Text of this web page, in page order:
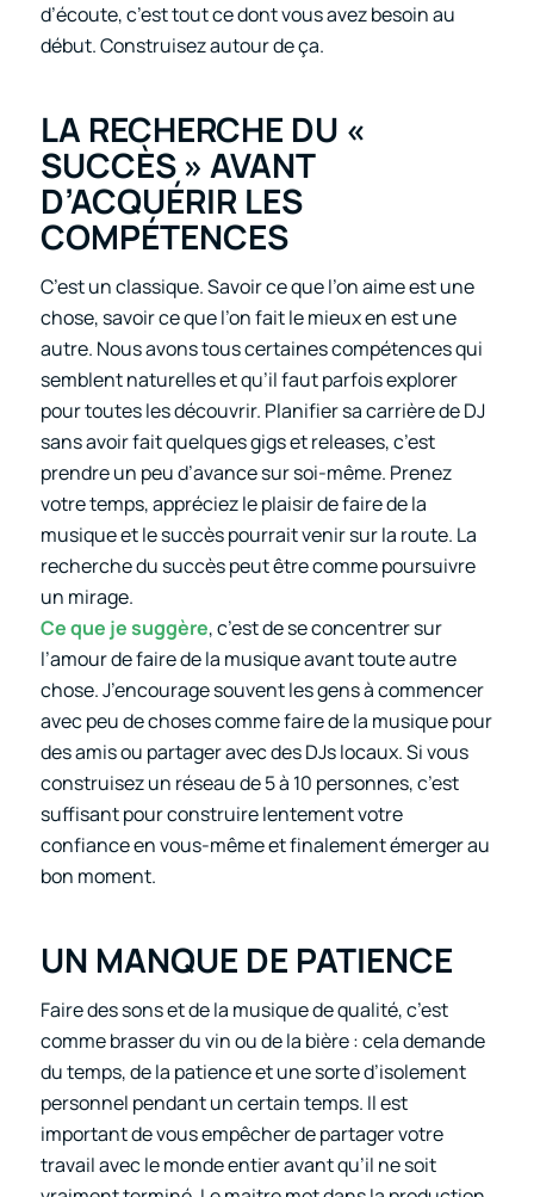
d’écoute, c’est tout ce dont vous avez besoin au
début. Construisez autour de ça.
LA RECHERCHE DU «
SUCCÈS » AVANT
D’ACQUÉRIR LES
COMPÉTENCES
C’est un classique. Savoir ce que l’on aime est une
chose, savoir ce que l’on fait le mieux en est une
autre. Nous avons tous certaines compétences qui
semblent naturelles et qu’il faut parfois explorer
pour toutes les découvrir. Planifier sa carrière de DJ
sans avoir fait quelques gigs et releases, c’est
prendre un peu d’avance sur soi-même. Prenez
votre temps, appréciez le plaisir de faire de la
musique et le succès pourrait venir sur la route. La
recherche du succès peut être comme poursuivre
un mirage.
Ce que je suggère, c’est de se concentrer sur
l’amour de faire de la musique avant toute autre
chose. J’encourage souvent les gens à commencer
avec peu de choses comme faire de la musique pour
des amis ou partager avec des DJs locaux. Si vous
construisez un réseau de 5 à 10 personnes, c’est
suffisant pour construire lentement votre
confiance en vous-même et finalement émerger au
bon moment.
UN MANQUE DE PATIENCE
Faire des sons et de la musique de qualité, c’est
comme brasser du vin ou de la bière : cela demande
du temps, de la patience et une sorte d’isolement
personnel pendant un certain temps. Il est
important de vous empêcher de partager votre
travail avec le monde entier avant qu’il ne soit